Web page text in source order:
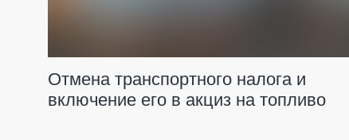
Отмена транспортного налога и
включение его в акциз на топливо